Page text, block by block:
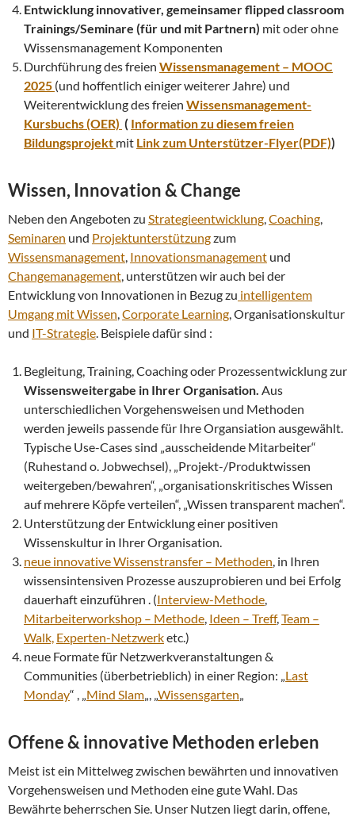
Entwicklung innovativer, gemeinsamer flipped classroom
Trainings/Seminare (für und mit Partnern) mit oder ohne
Wissensmanagement Komponenten
Durchführung des freien Wissensmanagement – MOOC
2025 (und hoffentlich einiger weiterer Jahre) und
Weiterentwicklung des freien Wissensmanagement-
Kursbuchs (OER) ( Information zu diesem freien
Bildungsprojekt mit Link zum Unterstützer-Flyer(PDF))
Wissen, Innovation & Change
Neben den Angeboten zu Strategieentwicklung Coaching
Seminaren und Projektunterstützungzum
Wissensmanagement Innovationsmanagement und
Changemanagement , unterstützen wir auch bei der
Entwicklung von Innovationen in Bezug zu intelligentem
Umgang mit Wissen Corporate Learning , Organisationskultur
und IT-Strategie . Beispiele dafür sind :
Begleitung, Training, Coaching oder Prozessentwicklung zur
Wissensweitergabe in Ihrer Organisation. Aus
unterschiedlichen Vorgehensweisen und Methoden
werden jeweils passende für Ihre Organsiation ausgewählt.
Typische Use-Cases sind „ausscheidende Mitarbeiter“
(Ruhestand o. Jobwechsel), „Projekt-/Produktwissen
weitergeben/bewahren“, „organisationskritisches Wissen
auf mehrere Köpfe verteilen“, „Wissen transparent machen“.
Unterstützung der Entwicklung einer positiven
Wissenskultur in Ihrer Organisation.
neue innovative Wissenstransfer – Methoden , in Ihren
wissensintensiven Prozesse auszuprobieren und bei Erfolg
dauerhaft einzuführen . (Interview-Methode
Mitarbeiterworkshop – Methode Ideen – Treff, Team –
Walk, Experten-Netzwerketc.)
neue Formate für Netzwerkveranstaltungen &
Communities (überbetrieblich) in einer Region: „ Last
Monday“ , „ Mind Slam Wissensgarten
Offene & innovative Methoden erleben
Meist ist ein Mittelweg zwischen bewährten und innovativen
Vorgehensweisen und Methoden eine gute Wahl. Das
Bewährte beherrschen Sie. Unser Nutzen liegt darin, offene,